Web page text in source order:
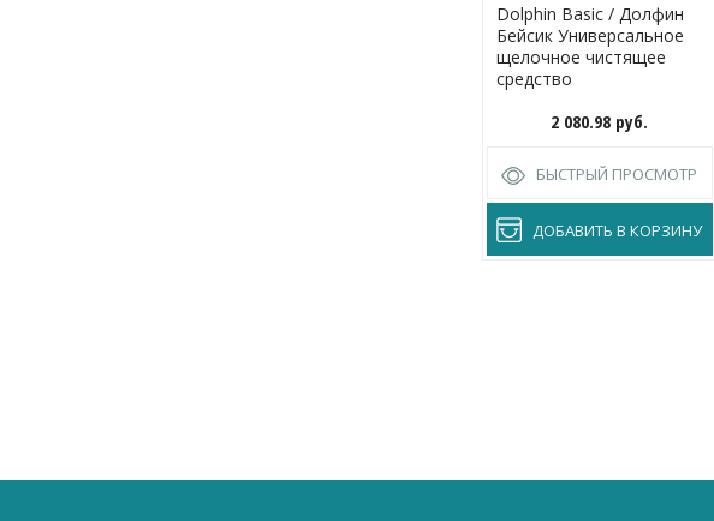
Dolphin Basic / Долфин
Бейсик Универсальное
щелочное чистящее
средство
2 080.98 руб.
БЫСТРЫЙ ПРОСМОТР
ДОБАВИТЬ В КОРЗИНУ